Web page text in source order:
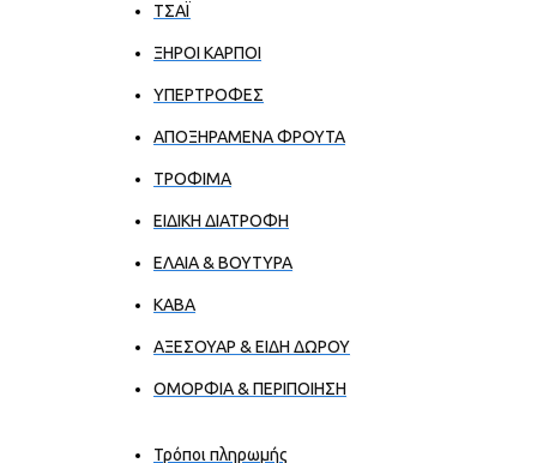
ΤΣΑΪ
ΞΗΡΟΙ ΚΑΡΠΟΙ
ΥΠΕΡΤΡΟΦΕΣ
ΑΠΟΞΗΡΑΜΕΝΑ ΦΡΟΥΤΑ
ΤΡΟΦΙΜΑ
ΕΙΔΙΚΗ ΔΙΑΤΡΟΦΗ
ΕΛΑΙΑ & ΒΟΥΤΥΡΑ
ΚΑΒΑ
ΑΞΕΣΟΥΑΡ & ΕΙΔΗ ΔΩΡΟΥ
ΟΜΟΡΦΙΑ & ΠΕΡΙΠΟΙΗΣΗ
Τρόποι πληρωμής